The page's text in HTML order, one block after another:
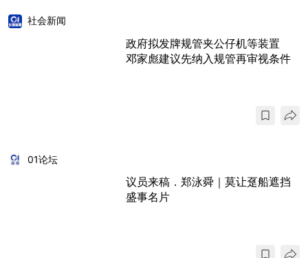
社会新闻
政府拟发牌规管夹公仔机等装置
邓家彪建议先纳入规管再审视条件
01论坛
议员来稿．郑泳舜｜莫让趸船遮挡
盛事名片